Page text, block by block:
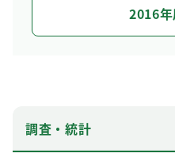
2016
調査・統計